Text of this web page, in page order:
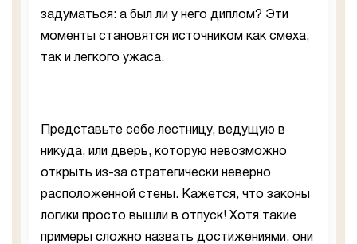
задуматься: а был ли у него диплом? Эти
моменты становятся источником как смеха,
так и легкого ужаса.
Представьте себе лестницу, ведущую в
никуда, или дверь, которую невозможно
открыть из-за стратегически неверно
расположенной стены. Кажется, что законы
логики просто вышли в отпуск! Хотя такие
примеры сложно назвать достижениями, они